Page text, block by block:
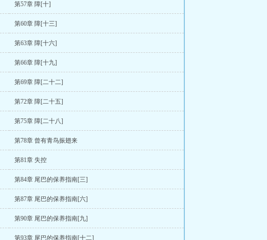
第57章 障[十]
第60章 障[十三]
第63章 障[十六]
第66章 障[十九]
第69章 障[二十二]
第72章 障[二十五]
第75章 障[二十八]
第78章 曾有青鸟振翅来
第81章 失控
第84章 尾巴的保养指南[三]
第87章 尾巴的保养指南[六]
第90章 尾巴的保养指南[九]
第93章 尾巴的保养指南[十二]